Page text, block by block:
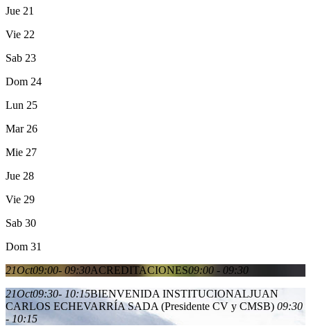
Jue 21
Vie 22
Sab 23
Dom 24
Lun 25
Mar 26
Mie 27
Jue 28
Vie 29
Sab 30
Dom 31
21Oct09:00- 09:30ACREDITACIONES09:00 - 09:30
21Oct09:30- 10:15BIENVENIDA INSTITUCIONALJUAN
CARLOS ECHEVARRÍA SADA (Presidente CV y CMSB) 09:30
- 10:15